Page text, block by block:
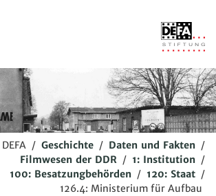
DEFA / Geschichte / Daten und Fakten /
Filmwesen der DDR / 1: Institution /
100: Besatzungbehörden / 120: Staat /
126.4: Ministerium für Aufbau